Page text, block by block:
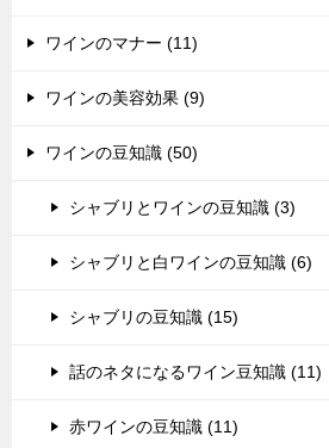
ワインのマナー (11)
ワインの美容効果 (9)
ワインの豆知識 (50)
シャブリとワインの豆知識 (3)
シャブリと白ワインの豆知識 (6)
シャブリの豆知識 (15)
話のネタになるワイン豆知識 (11)
赤ワインの豆知識 (11)